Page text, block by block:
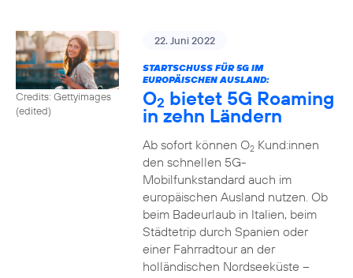
Credits: Gettyimages
(edited)
22. Juni 2022
STARTSCHUSS FÜR 5G IM
EUROPÄISCHEN AUSLAND:
O2 bietet 5G Roaming
in zehn Ländern
Ab sofort können O2Kund:innen
den schnellen 5G-
Mobilfunkstandard auch im
europäischen Ausland nutzen. Ob
beim Badeurlaub in Italien, beim
Städtetrip durch Spanien oder
einer Fahrradtour an der
holländischen Nordseeküste –